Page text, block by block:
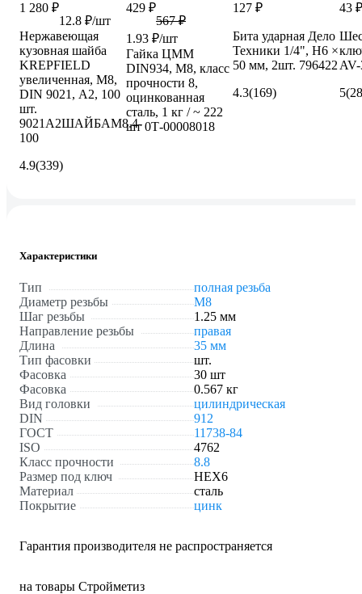
1 280 ₽
12.8 ₽/шт
Нержавеющая
кузовная шайба
KREPFIELD
увеличенная, М8,
DIN 9021, А2, 100
шт.
9021A2ШАЙБАМ8.4-
100
4.9(339)
429 ₽
567 ₽
1.93 ₽/шт
Гайка ЦММ
DIN934, М8, класс
прочности 8,
оцинкованная
сталь, 1 кг / ~ 222
шт 0Т-00008018
127 ₽
Бита ударная Дело
Техники 1/4", H6 ×
50 мм, 2шт. 796422
4.3(169)
43
AV-
5
Характеристики
Тип
полная резьба
Диаметр резьбы
М8
Шаг резьбы
1.25 мм
Направление резьбы
правая
Длина
35 мм
Тип фасовки
шт.
Фасовка
30 шт
Фасовка
0.567 кг
Вид головки
цилиндрическая
DIN
912
ГОСТ
11738-84
ISO
4762
Класс прочности
8.8
Размер под ключ
HEX6
Материал
сталь
Покрытие
цинк
Гарантия производителя не распространяется
на товары Стройметиз